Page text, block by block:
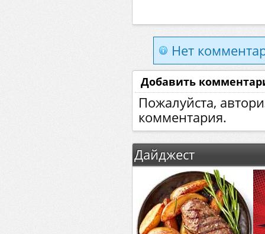
Нет
Добавить
Пожалуйста,
комментария.
Дайджест